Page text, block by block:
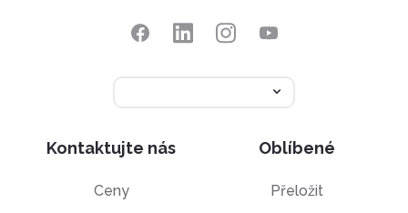
Kontaktujte nás
Ceny
Oblíbené
Přeložit